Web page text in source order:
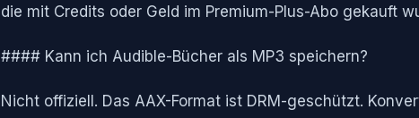
die mit Credits oder Geld im Premium-Plus-Abo gekauft
#### Kann ich Audible-Bücher als MP3 speichern?
Nicht offiziell. Das AAX-Format ist DRM-geschützt.